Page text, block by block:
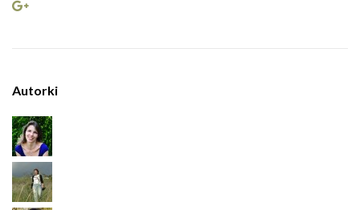
Autorki